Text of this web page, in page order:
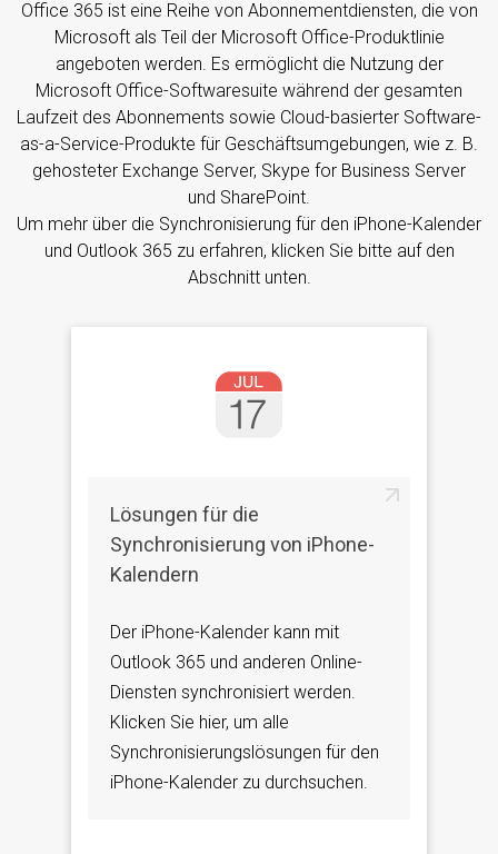
Office 365 ist eine Reihe von Abonnementdiensten, die von
Microsoft als Teil der Microsoft Office-Produktlinie
angeboten werden. Es ermöglicht die Nutzung der
Microsoft Office-Softwaresuite während der gesamten
Laufzeit des Abonnements sowie Cloud-basierter Software-
as-a-Service-Produkte für Geschäftsumgebungen, wie z. B.
gehosteter Exchange Server, Skype for Business Server
und SharePoint.
Um mehr über die Synchronisierung für den iPhone-Kalender
und Outlook 365 zu erfahren, klicken Sie bitte auf den
Abschnitt unten.
Lösungen für die
Synchronisierung von iPhone-
Kalendern
Der iPhone-Kalender kann mit
Outlook 365 und anderen Online-
Diensten synchronisiert werden.
Klicken Sie hier, um alle
Synchronisierungslösungen für den
iPhone-Kalender zu durchsuchen.